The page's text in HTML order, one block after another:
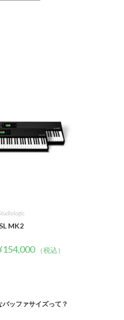
MK2
154,000 （税込）
バッファサイズって？